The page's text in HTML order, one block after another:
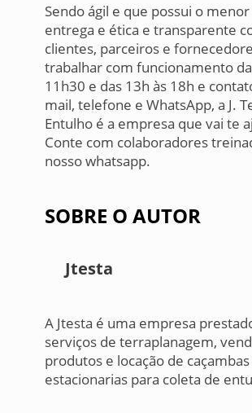
Sendo ágil e que possui o
entrega e ética e transparente
clientes, parceiros e
trabalhar com funcionamento
11h30 e das 13h às 18h e
mail, telefone e WhatsApp, a J.
Entulho é a empresa que vai te
Conte com colaboradores
nosso whatsapp.
SOBRE O AUTOR
Jtesta
A Jtesta é uma empresa
serviços de terraplanagem,
produtos e locação de caçambas
estacionarias para coleta de